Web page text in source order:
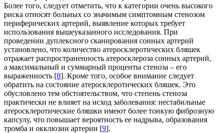
Более того, следует отметить, что к категории очень высокого
риска относят больных со значимым симптомным стенозом
периферических артерий, выявление которых требует
использования вышеуказанного исследования. При
проведении дуплексного сканирования сонных артерий
установлено, что количество атеросклеротических бляшек
отражает распространенность атеросклероза сонных артерий,
а максимальный и суммарный проценты стеноза – его
выраженность [8]. Кроме того, особое внимание следует
обратить на состояние атеросклеротических бляшек. Это
обусловлено тем обстоятельством, что степень стеноза
практически не влияет на исход заболевания: нестабильные
атеросклеротические бляшки имеют более тонкую фиброзную
капсулу, что повышает вероятность ее надрыва, образования
тромба и окклюзии артерии [9].